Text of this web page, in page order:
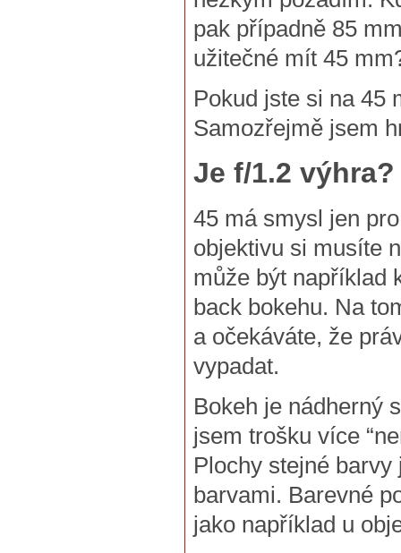
pak případně 85
užitečné mít 45
Pokud jste si na 45
Samozřejmě jsem
Je f/1.2
45 má smysl jen
objektivu si musíte
může být například
back bokehu. Na
a očekáváte, že
vypadat.
Bokeh je nádherný
jsem trošku více
Plochy stejné
barvami. Barevné
jako například u